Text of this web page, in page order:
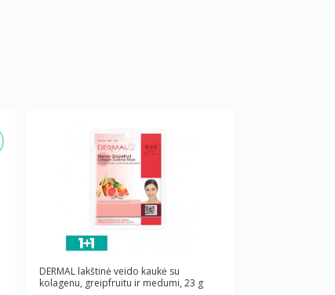
DERMAL lakštinė veido kaukė su
kolagenu, greipfruitu ir medumi, 23 g